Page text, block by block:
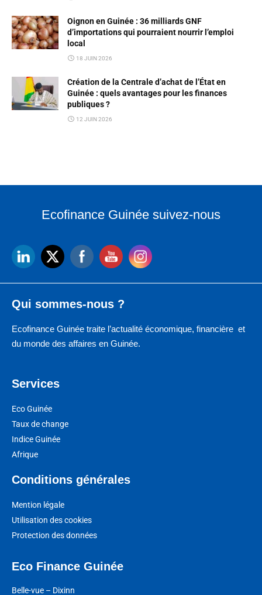
Oignon en Guinée : 36 milliards GNF
d’importations qui pourraient nourrir l’emploi
local
18 JUIN 2026
Création de la Centrale d’achat de l’État en
Guinée : quels avantages pour les finances
publiques ?
12 JUIN 2026
Ecofinance Guinée suivez-nous
Qui sommes-nous ?
Ecofinance Guinée traite l’actualité économique, financière et
du monde des affaires en Guinée.
Services
Eco Guinée
Taux de change
Indice Guinée
Afrique
Conditions générales
Mention légale
Utilisation des cookies
Protection des données
Eco Finance Guinée
Belle-vue – Dixinn